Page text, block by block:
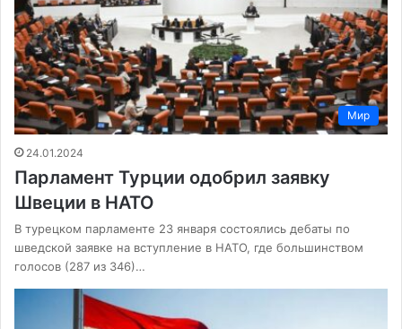
Мир
24.01.2024
Парламент Турции одобрил заявку
Швеции в НАТО
В турецком парламенте 23 января состоялись дебаты по
шведской заявке на вступление в НАТО, где большинством
голосов (287 из 346)…